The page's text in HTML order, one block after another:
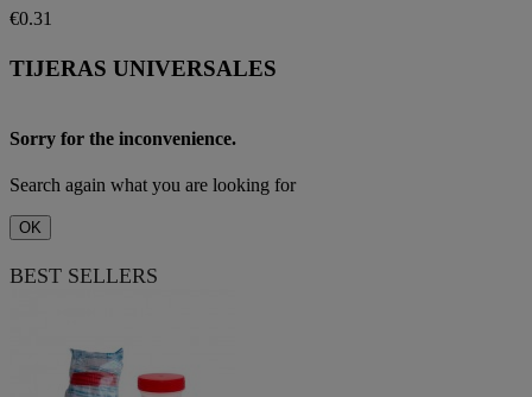
€0.31
TIJERAS UNIVERSALES
Sorry for the inconvenience.
Search again what you are looking for
OK
BEST SELLERS